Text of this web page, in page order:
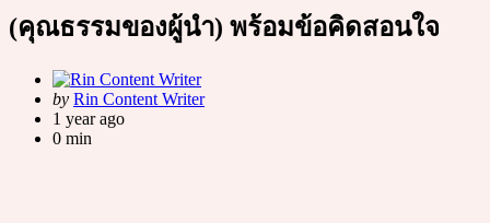
(คุณธรรมของผู้นำ) พร้อมข้อคิดสอนใจ
Posted
by
by Rin Content Writer
1 year ago
0 min